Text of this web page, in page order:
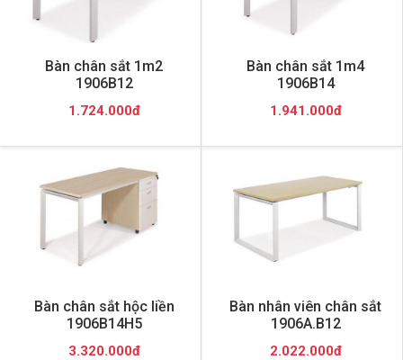
Bàn chân sắt 1m2
1906B12
1.724.000đ
Bàn chân sắt 1m4
1906B14
1.941.000đ
Bàn chân sắt hộc liền
1906B14H5
3.320.000đ
Bàn nhân viên chân sắt
1906A.B12
2.022.000đ